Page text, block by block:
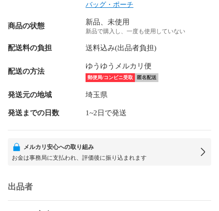
バッグ・ポーチ
商品の状態 新品、未使用
新品で購入し、一度も使用していない
配送料の負担 送料込み(出品者負担)
配送の方法
ゆうゆうメルカリ便
郵便局/コンビニ受取 匿名配送
発送元の地域 埼玉県
発送までの日数 1~2日で発送
メルカリ安心への取り組み
お金は事務局に支払われ、評価後に振り込まれます
出品者